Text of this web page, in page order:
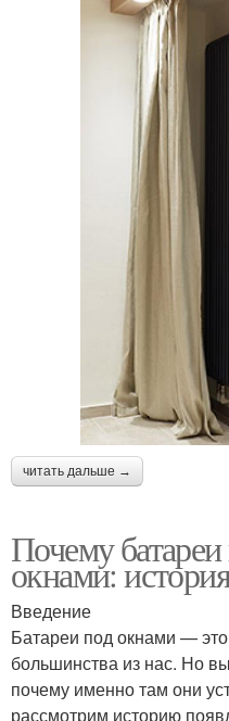
читать дальше →
Почему батареи
окнами:
Введение
Батареи под окнами —
большинства из нас. Но
почему именно там они
рассмотрим историю